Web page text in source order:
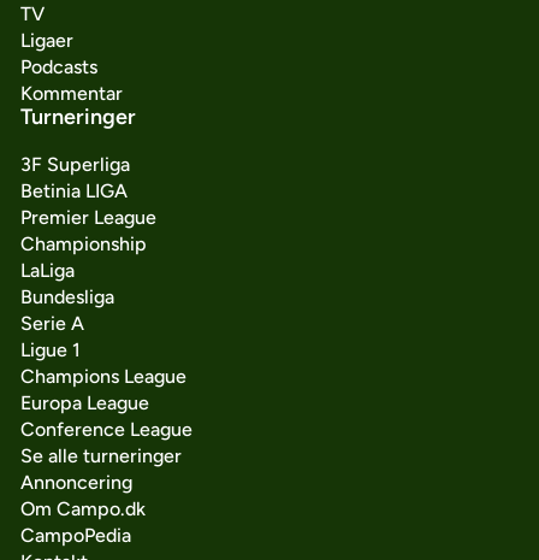
TV
Ligaer
Podcasts
Kommentar
Turneringer
3F Superliga
Betinia LIGA
Premier League
Championship
LaLiga
Bundesliga
Serie A
Ligue 1
Champions League
Europa League
Conference League
Se alle turneringer
Annoncering
Om Campo.dk
CampoPedia